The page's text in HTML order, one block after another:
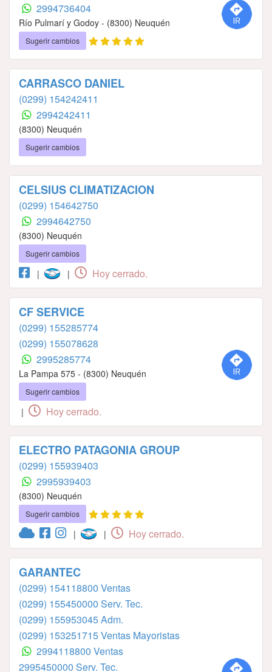
2994736404
Río Pulmarí y Godoy - (8300) Neuquén
Sugerir cambios
CARRASCO DANIEL
(0299) 154242411
2994242411
(8300) Neuquén
Sugerir cambios
CELSIUS CLIMATIZACION
(0299) 154642750
2994642750
(8300) Neuquén
Sugerir cambios
| | Hoy cerrado.
CF SERVICE
(0299) 155285774
(0299) 155078628
2995285774
La Pampa 575 - (8300) Neuquén
Sugerir cambios
| Hoy cerrado.
ELECTRO PATAGONIA GROUP
(0299) 155939403
2995939403
(8300) Neuquén
Sugerir cambios
| | Hoy cerrado.
GARANTEC
(0299) 154118800 Ventas
(0299) 155450000 Serv. Tec.
(0299) 155953045 Adm.
(0299) 153251715 Ventas Mayoristas
2994118800 Ventas
2995450000 Serv. Tec.